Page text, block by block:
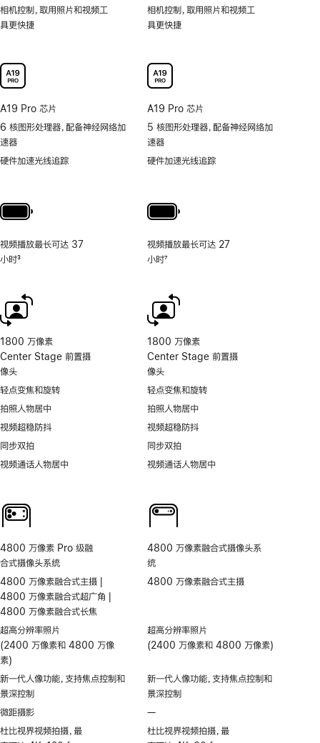
相机控制，取用照片和视频工
具更快捷
A19 Pro 芯片
6 核图形处理器，配备神经网络加
速器
硬件加速光线追踪
视频播放最长可达 37
小时3
1800 万像素
Center Stage 前置摄
像头
轻点变焦和旋转
拍照人物居中
视频超稳防抖
同步双拍
视频通话人物居中
4800 万像素 Pro 级融
合式摄像头系统
4800 万像素融合式主摄 |
4800 万像素融合式超广角 |
4800 万像素融合式长焦
超高分辨率照片
(2400 万像素和 4800 万像
素)
新一代人像功能，支持焦点控制和
景深控制
微距摄影
杜比视界视频拍摄，最
相机控制，取用照片和视频工
具更快捷
A19 Pro 芯片
5 核图形处理器，配备神经网络加
速器
硬件加速光线追踪
视频播放最长可达 27
小时7
1800 万像素
Center Stage 前置摄
像头
轻点变焦和旋转
拍照人物居中
视频超稳防抖
同步双拍
视频通话人物居中
4800 万像素融合式摄像头系
统
4800 万像素融合式主摄
超高分辨率照片
(2400 万像素和 4800 万像素)
新一代人像功能，支持焦点控制和
景深控制
—
支
杜比视界视频拍摄，最